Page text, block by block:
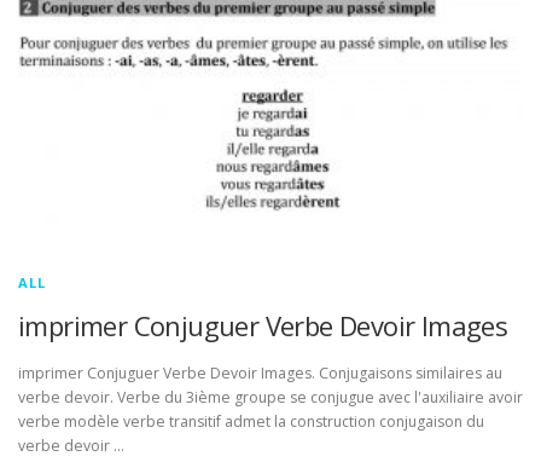
ALL
imprimer Conjuguer Verbe Devoir Images
imprimer Conjuguer Verbe Devoir Images. Conjugaisons similaires au
verbe devoir. Verbe du 3ième groupe se conjugue avec l'auxiliaire avoir
verbe modèle verbe transitif admet la construction conjugaison du
verbe devoir …